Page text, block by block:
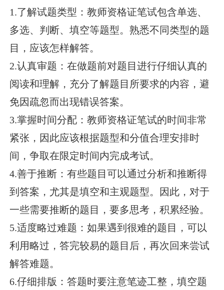
1.了解试题类型：教师资格证笔试包含单选、
多选、判断、填空等题型。熟悉不同类型的题
目，应该怎样解答。
2.认真审题：在做题前对题目进行仔细认真的
阅读和理解，充分了解题目所要求的内容，避
免因疏忽而出现错误答案。
3.掌握时间分配：教师资格证笔试的时间非常
紧张，因此应该根据题型和分值合理安排时
间，争取在限定时间内完成考试。
4.善于推断：有些题目可以通过分析和推断得
到答案，尤其是填空和主观题型。因此，对于
一些需要推断的题目，要多思考，积累经验。
5.适度略过难题：如果遇到很难的题目，可以
利用略过，答完较易的题目后，再次回来尝试
解答难题。
6.仔细排版：答题时要注意笔迹工整，填空题